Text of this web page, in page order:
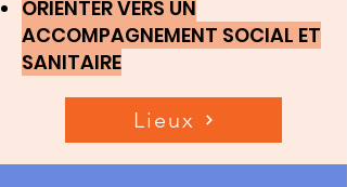
ORIENTER VERS UN
ACCOMPAGNEMENT SOCIAL ET
SANITAIRE
Lieux